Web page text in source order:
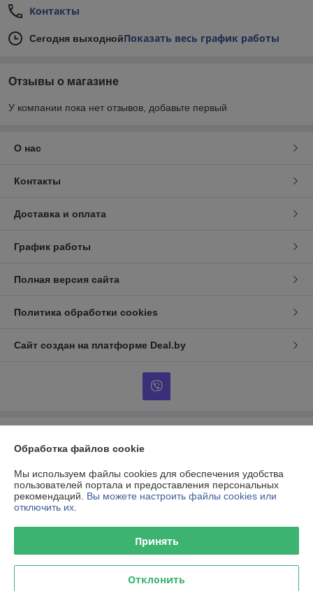
Контакты
Сегодня выходнойПоказать весь график работы
Отзывы о магазине
У компании пока нет отзывов, добавьте первый
О нас
Контакты
Доставка и оплата
График работы
Полная версия сайта
Политика обработки cookies
Сайт создан на платформе Deal.by
220018 г. Минск, ул. М.Горецкого,14, ком. 206
Регистрационный номер ЕГР: 691580698
Регистрационный орган: Минский районный исполнительный комитет
Местонахождение книги жалоб и предложений: 220018 г.Минск, ул.
Обработка файлов cookie
Мы используем файлы cookies для обеспечения удобства
пользователей портала и предоставления персональных
рекомендаций. Вы можете настроить файлы cookies или
отключить их.
Принять
Отклонить